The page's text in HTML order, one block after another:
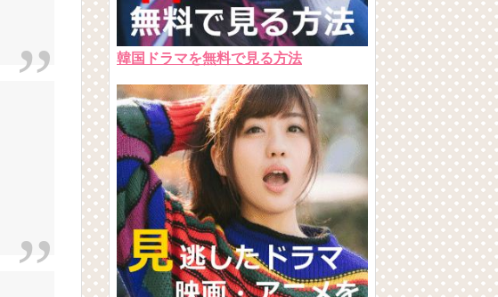
韓国ドラマを無料で見る方法